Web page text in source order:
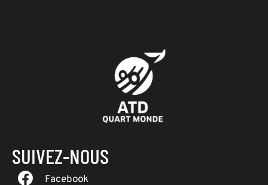
SUIVEZ-NOUS
Facebook